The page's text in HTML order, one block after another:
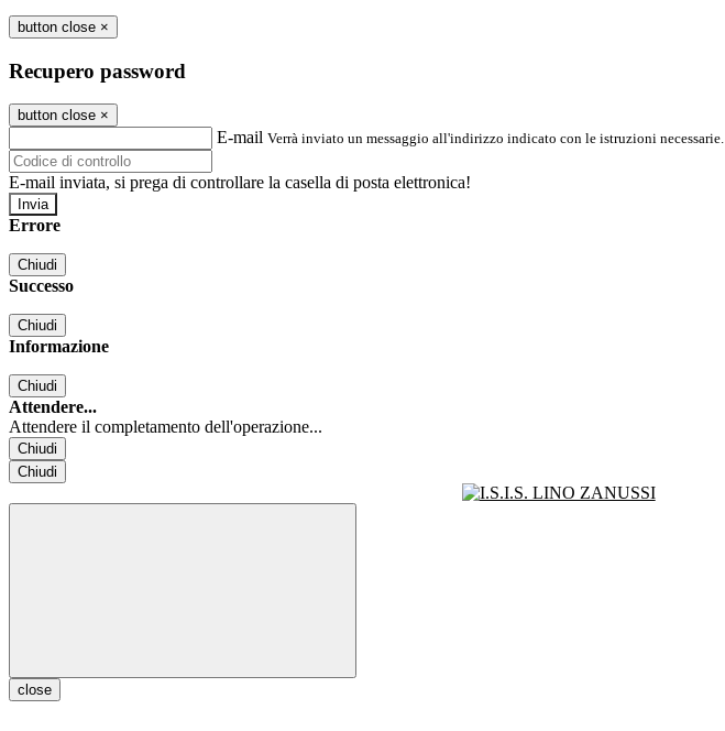
button close ×
Recupero password
button close ×
E-mail Verrà inviato un messaggio all'indirizzo indicato con le istruzioni necessarie.
E-mail inviata, si prega di controllare la casella di posta elettronica!
Errore
Chiudi
Successo
Chiudi
Informazione
Chiudi
Attendere...
Attendere il completamento dell'operazione...
Chiudi
Chiudi
close